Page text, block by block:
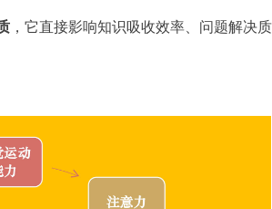
，它直接影响知识吸收效率、问题解决